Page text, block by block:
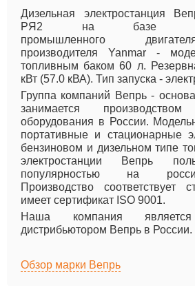
Дизельная электростанция
РЯ2 на базе
промышленного
производителя Yanmar -
топливным баком 60 л.
кВт (57.0 кВА). Тип запуска -
Группа компаний Вепрь -
занимается производством
оборудования в России.
портативные и стационарные
бензиновом и дизельном типе
электростанции Вепрь
популярностью на
Производство
имеет сертификат ISO 9001.
Наша компания
дистрибьютором Вепрь в России.
Обзор марки Вепрь